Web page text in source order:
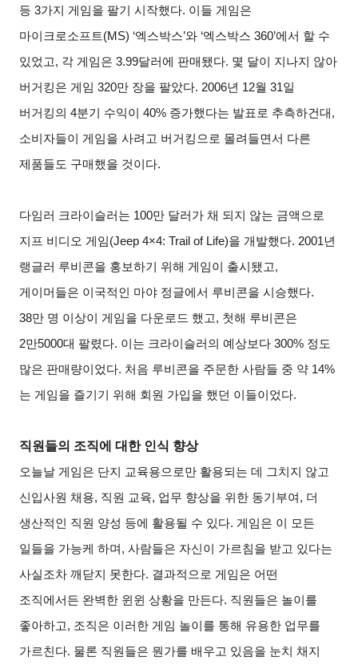
등 3가지 게임을 팔기 시작했다. 이들 게임은
마이크로소프트(MS) ‘엑스박스’와 ‘엑스박스 360’에서 할 수
있었고, 각 게임은 3.99달러에 판매됐다. 몇 달이 지나지 않아
버거킹은 게임 320만 장을 팔았다. 2006년 12월 31일
버거킹의 4분기 수익이 40% 증가했다는 발표로 추측하건대,
소비자들이 게임을 사려고 버거킹으로 몰려들면서 다른
제품들도 구매했을 것이다.
다임러 크라이슬러는 100만 달러가 채 되지 않는 금액으로
지프 비디오 게임(Jeep 4×4: Trail of Life)을 개발했다. 2001년
랭글러 루비콘을 홍보하기 위해 게임이 출시됐고,
게이머들은 이국적인 마야 정글에서 루비콘을 시승했다.
38만 명 이상이 게임을 다운로드 했고, 첫해 루비콘은
2만5000대 팔렸다. 이는 크라이슬러의 예상보다 300% 정도
많은 판매량이었다. 처음 루비콘을 주문한 사람들 중 약 14%
는 게임을 즐기기 위해 회원 가입을 했던 이들이었다.
직원들의 조직에 대한 인식 향상
오늘날 게임은 단지 교육용으로만 활용되는 데 그치지 않고
신입사원 채용, 직원 교육, 업무 향상을 위한 동기부여, 더
생산적인 직원 양성 등에 활용될 수 있다. 게임은 이 모든
일들을 가능케 하며, 사람들은 자신이 가르침을 받고 있다는
사실조차 깨닫지 못한다. 결과적으로 게임은 어떤
조직에서든 완벽한 윈윈 상황을 만든다. 직원들은 놀이를
좋아하고, 조직은 이러한 게임 놀이를 통해 유용한 업무를
가르친다. 물론 직원들은 뭔가를 배우고 있음을 눈치 채지